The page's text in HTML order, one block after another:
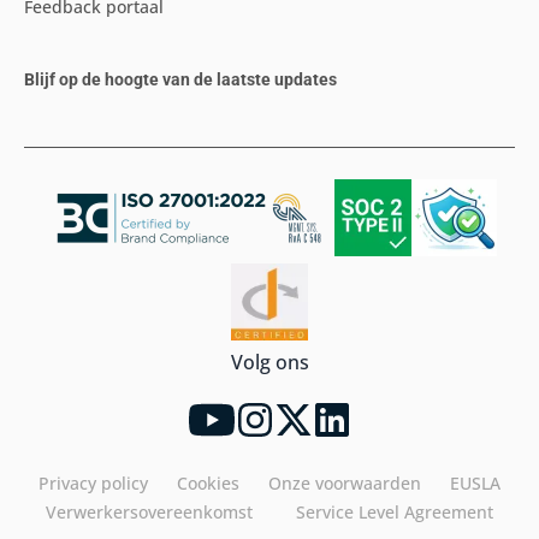
Feedback portaal
Blijf op de hoogte van de laatste updates
Volg ons
Privacy policy Cookies Onze voorwaarden
EUSLA
Verwerkersovereenkomst
Service Level Agreement